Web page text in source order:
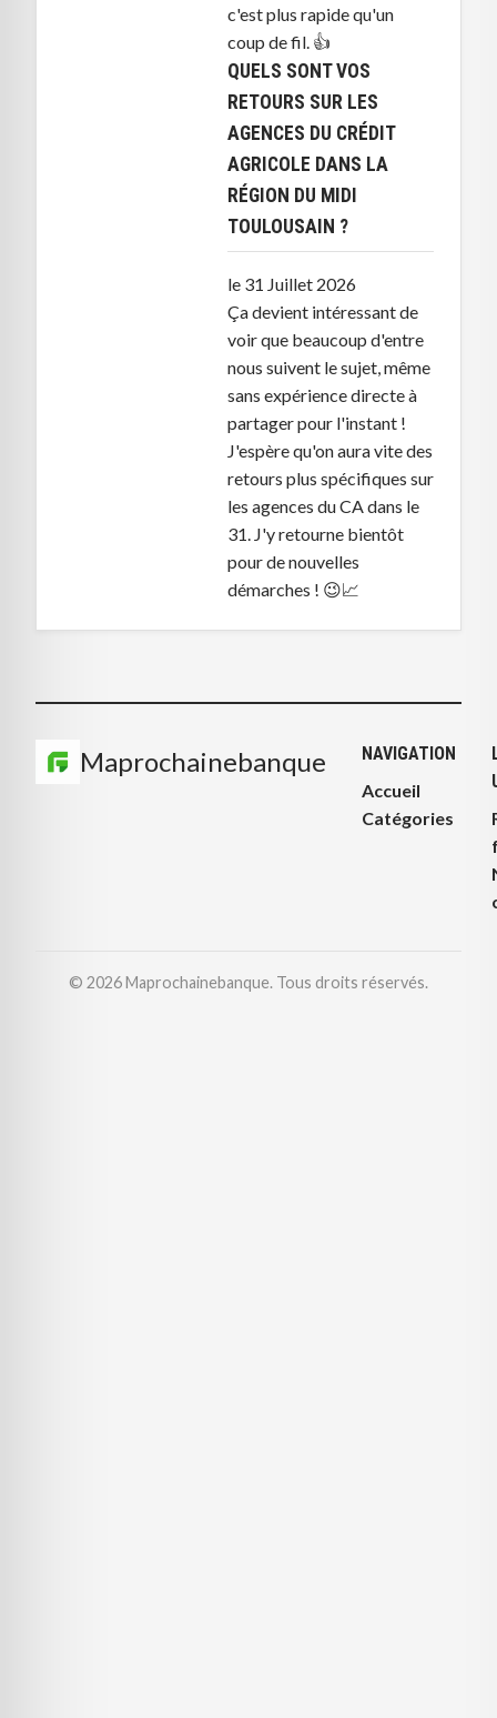
c'est plus rapide qu'un
coup de fil. 👍
QUELS SONT VOS
RETOURS SUR LES
AGENCES DU CRÉDIT
AGRICOLE DANS LA
RÉGION DU MIDI
TOULOUSAIN ?
le 31 Juillet 2026
Ça devient intéressant de
voir que beaucoup d'entre
nous suivent le sujet, même
sans expérience directe à
partager pour l'instant !
J'espère qu'on aura vite des
retours plus spécifiques sur
les agences du CA dans le
31. J'y retourne bientôt
pour de nouvelles
démarches ! 😉📈
Maprochainebanque
NAVIGATION
Accueil
Catégories
© 2026 Maprochainebanque. Tous droits réservés.